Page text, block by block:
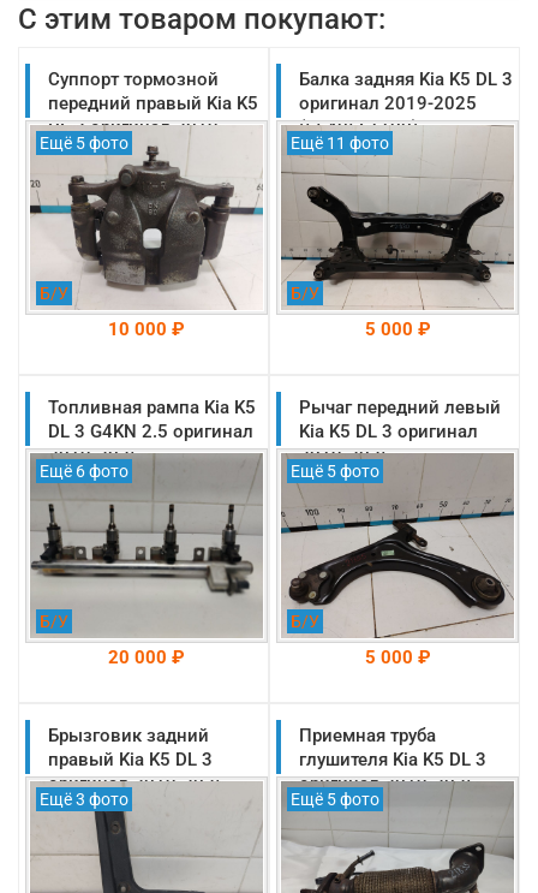
С этим товаром покупают:
Суппорт тормозной
передний правый Kia K5
DL 3 оригинал 2019-
2025 (58130L2100)
Ещё 5 фото
Б/У
10 000 ₽
На складе: Раменское
-->
Балка задняя Kia K5 DL 3
оригинал 2019-2025
(55405L1100)
Ещё 11 фото
Б/У
5 000 ₽
На складе: Раменское
-->
Топливная рампа Kia K5
DL 3 G4KN 2.5 оригинал
2019-2025
(353042S000)
Ещё 6 фото
Б/У
20 000 ₽
На складе: Раменское
-->
Рычаг передний левый
Kia K5 DL 3 оригинал
2019-2025
(54500L1100)
Ещё 5 фото
Б/У
5 000 ₽
На складе: Раменское
-->
Брызговик задний
правый Kia K5 DL 3
оригинал 2019-2025
(86842L2000)
Ещё 3 фото
Приемная труба
глушителя Kia K5 DL 3
оригинал 2019-2025
(28610L1000)
Ещё 5 фото